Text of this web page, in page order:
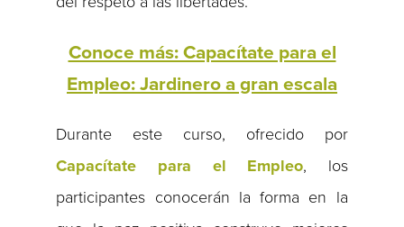
Conoce más: Capacítate para el
Empleo: Jardinero a gran escala
Durante este curso, ofrecido por
Capacítate para el Empleo, los
participantes conocerán la forma en la